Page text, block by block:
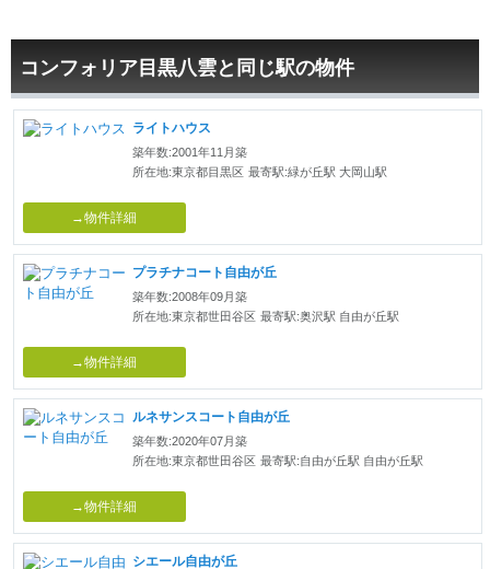
コンフォリア目黒八雲と同じ駅の物件
ライトハウス
築年数:2001年11月築
所在地:東京都目黒区 最寄駅:緑が丘駅 大岡山駅
→物件詳細
プラチナコート自由が丘
築年数:2008年09月築
所在地:東京都世田谷区 最寄駅:奥沢駅 自由が丘駅
→物件詳細
ルネサンスコート自由が丘
築年数:2020年07月築
所在地:東京都世田谷区 最寄駅:自由が丘駅 自由が丘駅
→物件詳細
シエール自由が丘